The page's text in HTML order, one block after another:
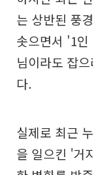
는 상반된 풍
솟으면서 '1
님이라도 잡
다.
실제로 최근
을 일으킨 '거